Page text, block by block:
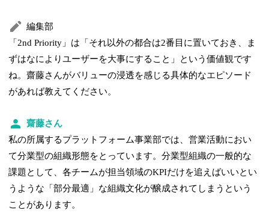
編集部
「2nd Priority」は「それ以外の都合は2番目に置いておき、ま
ずはなによりユーザーを大事にすること」という価値観です
ね。齋藤さんがバリューの浸透を感じる具体的なエピソード
があれば教えてください。
齋藤さん
私の所属するプラットフォーム事業部では、営業活動におい
て分業型の組織形態をとっています。分業型組織の一般的な
課題として、各チームが担当領域のKPIだけを追えばいいとい
うような「部分最適」な組織文化が醸成されてしまうという
ことがあります。